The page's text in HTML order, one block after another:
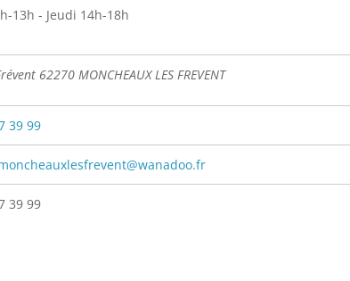
13h - Jeudi 14h-18h
62270 MONCHEAUX LES FREVENT
39 99
39 99